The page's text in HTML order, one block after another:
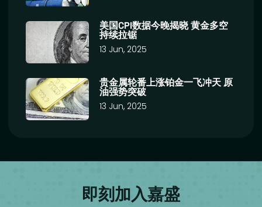
美国CPI数据今晚揭晓 黄金多空
持续拉锯
13 Jun, 2025
贵金属轮番上涨铂金一飞冲天 原
油强势突破
13 Jun, 2025
即刻加入嘉盛